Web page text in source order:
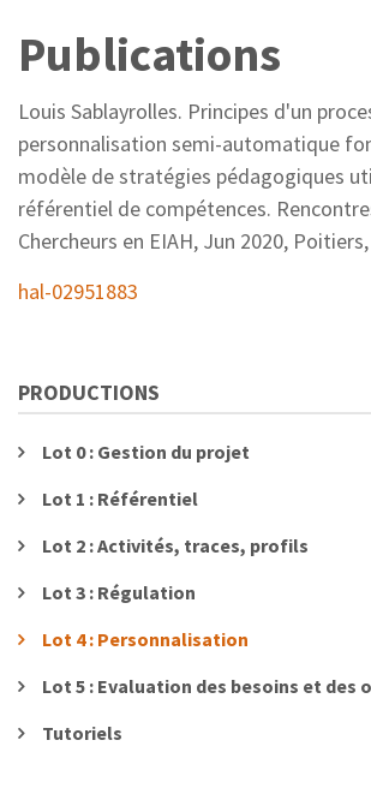
Publications
Louis Sablayrolles. Principes d'un
personnalisation semi-automatique
modèle de stratégies pédagogiques
référentiel de compétences.
Chercheurs en EIAH, Jun 2020,
hal-02951883
PRODUCTIONS
Lot 0 : Gestion du projet
Lot 1 : Référentiel
Lot 2 : Activités, traces, profils
Lot 3 : Régulation
Lot 4 : Personnalisation
Lot 5 : Evaluation des besoins et des
Tutoriels